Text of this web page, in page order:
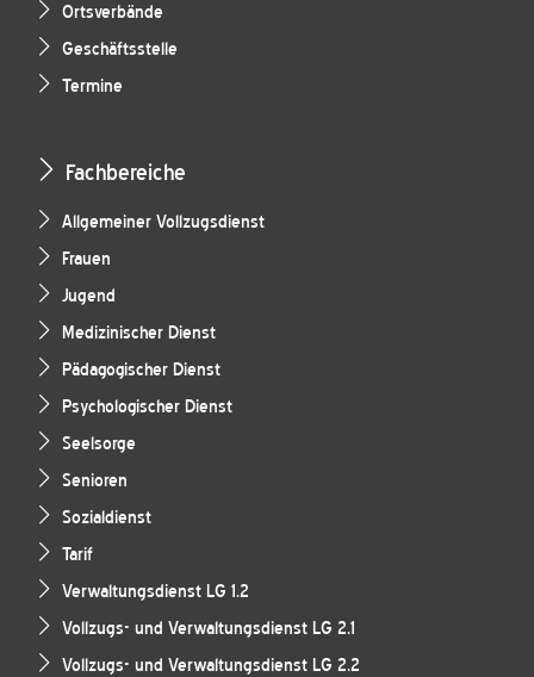
Ortsverbände
Geschäftsstelle
Termine
Fachbereiche
Allgemeiner Vollzugsdienst
Frauen
Jugend
Medizinischer Dienst
Pädagogischer Dienst
Psychologischer Dienst
Seelsorge
Senioren
Sozialdienst
Tarif
Verwaltungsdienst LG 1.2
Vollzugs- und Verwaltungsdienst LG 2.1
Vollzugs- und Verwaltungsdienst LG 2.2